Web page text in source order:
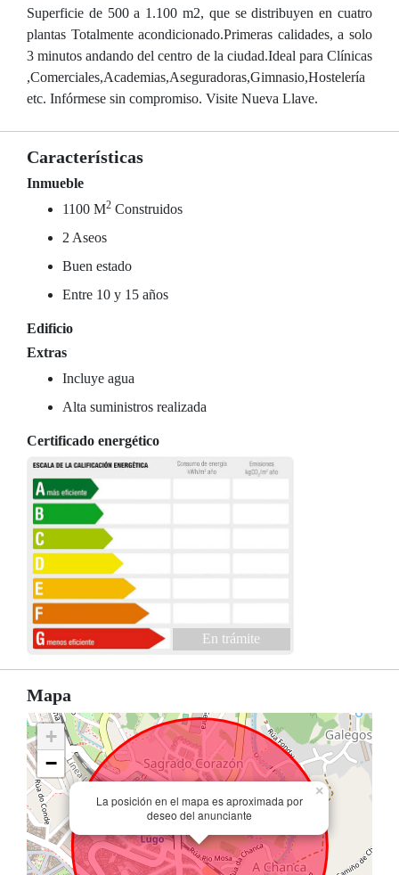
Superficie de 500 a 1.100 m2, que se distribuyen en cuatro
plantas Totalmente acondicionado.Primeras calidades, a solo
3 minutos andando del centro de la ciudad.Ideal para Clínicas
,Comerciales,Academias,Aseguradoras,Gimnasio,Hostelería
etc. Infórmese sin compromiso. Visite Nueva Llave.
Características
Inmueble
1100 M2 Construidos
2 Aseos
Buen estado
Entre 10 y 15 años
Edificio
Extras
Incluye agua
Alta suministros realizada
Certificado energético
En trámite
Mapa
La posición en el mapa es aproximada por
deseo del anunciante
×
+
−